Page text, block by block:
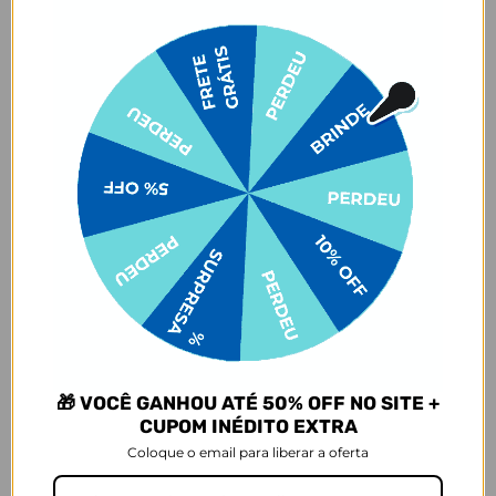
quiser. Muito mais proteção no seu dia a dia! 🔒🚀
tampa é à prova de vazamentos.E tem mais: o
isolamento térmico eficientemantém a temperatura com gelo por
, mas atenção — não é indicada para líquidos quentes
Com um design minimalista, base reforçada e cores sofisticadas, a
Flip Pro une estilo, resistência e tecnologiapara te acompanhar
em todos os momentos.
Flip Pro: onde a tampa faz toda a diferença. 💧🖤
Informações relevantes:
Alça de mão
Não permitido bebidas quentes
48 horas com gelo
Tampa à prova de vazamentos e isolamento térmico
Parede dupla isolada a vácuo
Corpo e base em Aço inoxidável 304 (aço inoxidável 18/8)
Medidas:
🎁 VOCÊ GANHOU ATÉ 50% OFF NO SITE +
CUPOM INÉDITO EXTRA
Coloque o email para liberar a oferta